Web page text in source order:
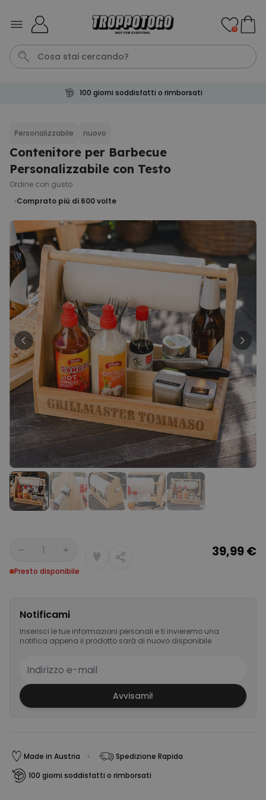
Personalizzabile
Boccale da Birra
Personalizzato con Logo e
Faccia
19,99 €
Personalizzabile
Copertina Personalizzata con
Faccia
Comprato
più di 2.000
volte
Calzini Personalizzati con
Faccia e Supereroi
Comprato
più di 21.600
volte
19,99 €
Personalizzabile
Telo Mare Personalizzato in
Stile Fumetto
Comprato
più di 1.200
volte
34,99 €
Personalizzabile
Poster Personalizzato con
Foto e Definizione
Comprato
più di 3.200
29,99 €
0
100 giorni soddisfatti o rimborsati
Personalizzabile nuovo
Contenitore per Barbecue
Personalizzabile con Testo
Ordine con gusto
Comprato più di 600volte
Quantità
Presto disponibile
39,99 €
Notificami
Inserisci le tue informazioni personali e ti invieremo una
notifica appena il prodotto sarà di nuovo disponibile.
Avvisami!
Made in Austria
Spedizione Rapida
100 giorni soddisfatti o rimborsati